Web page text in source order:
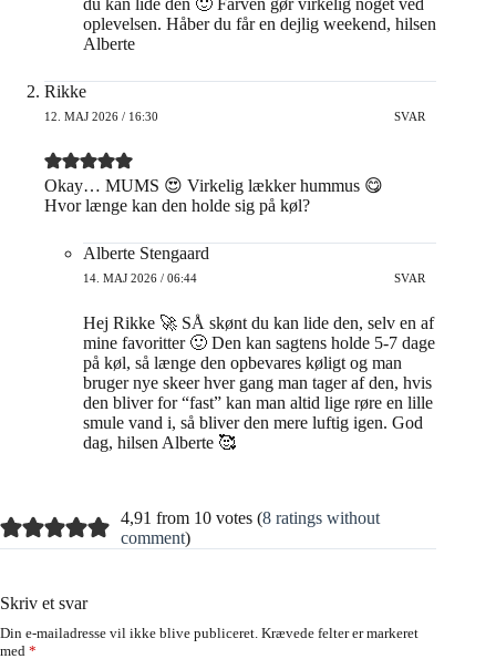
du kan lide den 🙂 Farven gør virkelig noget ved
oplevelsen. Håber du får en dejlig weekend, hilsen
Alberte
Rikke
12. MAJ 2026 / 16:30 SVAR
Okay… MUMS 😍 Virkelig lækker hummus 😋
Hvor længe kan den holde sig på køl?
Alberte Stengaard
14. MAJ 2026 / 06:44 SVAR
Hej Rikke 🚀 SÅ skønt du kan lide den, selv en af
mine favoritter 🙂 Den kan sagtens holde 5-7 dage
på køl, så længe den opbevares køligt og man
bruger nye skeer hver gang man tager af den, hvis
den bliver for “fast” kan man altid lige røre en lille
smule vand i, så bliver den mere luftig igen. God
dag, hilsen Alberte 🥰
4,91 from 10 votes (8 ratings without
comment)
Skriv et svar
Din e-mailadresse vil ikke blive publiceret. Krævede felter er markeret
med *